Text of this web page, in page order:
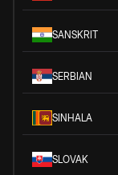
SANSKRIT
SERBIAN
SINHALA
SLOVAK